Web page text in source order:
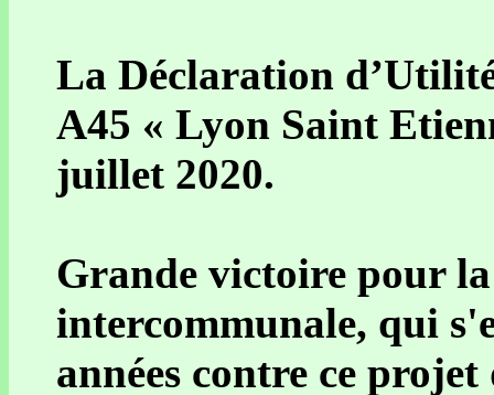
La Déclaration
A45 « Lyon Saint
juillet 2020.
Grande victoire pour
intercommunale, qui
années contre ce projet